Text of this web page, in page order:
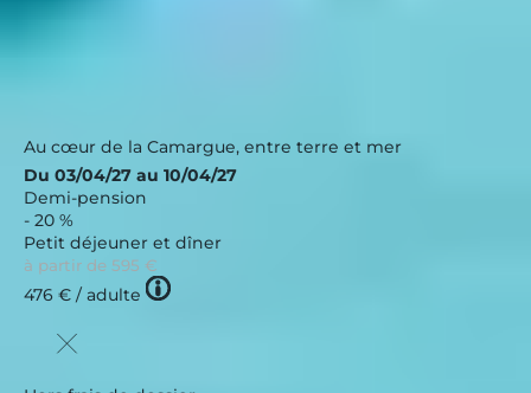
Au cœur de la Camargue, entre terre et mer
Du 03/04/27 au 10/04/27
Demi-pension
- 20 %
Petit déjeuner et dîner
à partir de 595 €
476 € / adulte Tooltip
icon